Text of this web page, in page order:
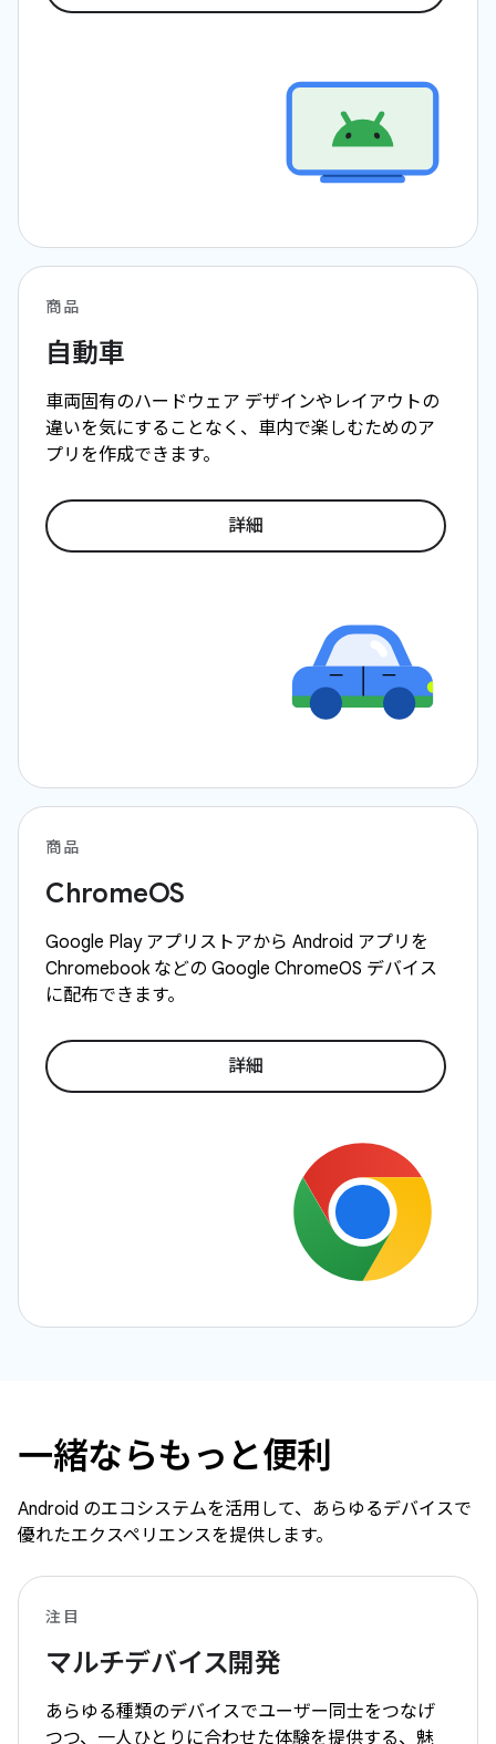
商品
自動車
車両固有のハードウェア デザインやレイアウトの
違いを気にすることなく、車内で楽しむためのア
プリを作成できます。
詳細
商品
ChromeOS
Google Play アプリストアから Android アプリを
Chromebook などの Google ChromeOS デバイス
に配布できます。
詳細
一緒ならもっと便利
Android のエコシステムを活用して、あらゆるデバイスで
優れたエクスペリエンスを提供します。
注目
マルチデバイス開発
あらゆる種類のデバイスでユーザー同士をつなげ
つつ、一人ひとりに合わせた体験を提供する、魅